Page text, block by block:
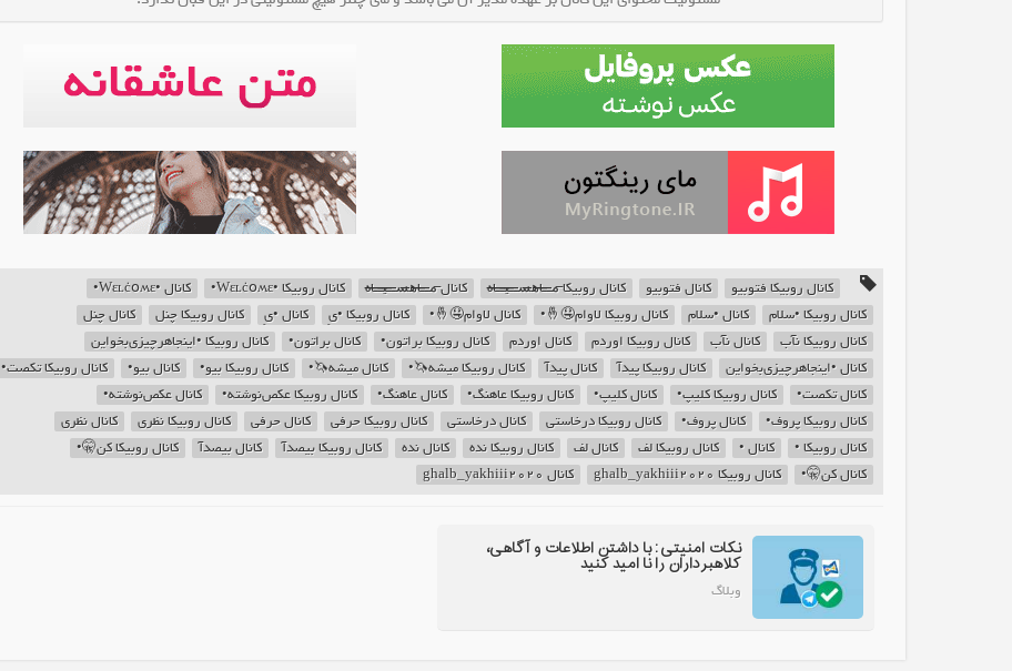
کانال روبیکا فتوبیو کانال فتوبیو کانال روبیکا ̶̶م̶̶ـ̶̶ـ̶̶اه̶̶س̶̶ـ̶̶ـ̶̶̶̶ی̶̶ـ̶̶ـ̶̶اه کانال ̶̶م̶̶ـ̶̶ـ̶̶اه̶̶س̶̶ـ̶̶ـ̶̶̶̶ی̶̶ـ̶̶ـ̶̶اه کانال روبیکا •Wɛʟċօʍɛ•
کانال •Wɛʟċօʍɛ•
کانال روبیکا •سلام
کانال •سلام کانال روبیکا لاوام🤤🤞• کانال لاوام🤤🤞• کانال روبیکا •یِ کانال •یِ کانال روبیکا چنل
کانال چنل
کانال روبیکا نآب
کانال نآب کانال روبیکا اوردم کانال اوردم کانال روبیکا براتون• کانال براتون•
کانال روبیکا •اینجا‌‌هرچیزی‌بخواین
کانال •اینجا‌‌هرچیزی‌بخواین
کانال روبیکا پیدآ کانال پیدآ کانال روبیکا میشه🦄• کانال میشه🦄• کانال روبیکا بیو• کانال بیو•
کانال روبیکا تکصت•
کانال تکصت•
کانال روبیکا کلیپ• کانال کلیپ• کانال روبیکا عاهنگ• کانال عاهنگ• کانال روبیکا عکص‌نوشته•
کانال عکص‌نوشته•
کانال روبیکا پروف•
کانال پروف• کانال روبیکا درخاستی کانال درخاستی کانال روبیکا حرفی کانال حرفی کانال روبیکا نظری
کانال نظری
کانال روبیکا •
کانال • کانال روبیکا لف کانال لف کانال روبیکا نده کانال نده کانال روبیکا بیصدآ کانال بیصدآ
کانال روبیکا کن🤫•
کانال کن🤫•
کانال روبیکا ghalb_yakhiii2020 کانال ghalb_yakhiii2020
نکات امنیتی: با داشتن اطلاعات و آگاهی،
کلاهبرداران را نا امید کنید
وبلاگ